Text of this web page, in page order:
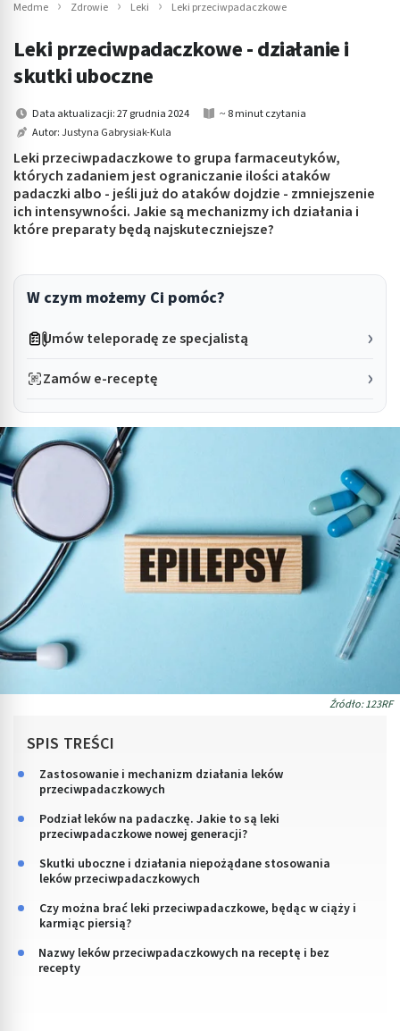
Medme Zdrowie Leki Leki przeciwpadaczkowe
Leki przeciwpadaczkowe - działanie i
skutki uboczne
Data aktualizacji: 27 grudnia 2024
~ 8 minut czytania
Autor:Justyna Gabrysiak-Kula
Leki przeciwpadaczkowe to grupa farmaceutyków,
których zadaniem jest ograniczanie ilości ataków
padaczki albo - jeśli już do ataków dojdzie - zmniejszenie
ich intensywności. Jakie są mechanizmy ich działania i
które preparaty będą najskuteczniejsze?
W czym możemy Ci pomóc?
Umów teleporadę ze specjalistą
Zamów e-receptę
Źródło: 123RF
SPIS TREŚCI
Zastosowanie i mechanizm działania leków
przeciwpadaczkowych
Podział leków na padaczkę. Jakie to są leki
przeciwpadaczkowe nowej generacji?
Skutki uboczne i działania niepożądane stosowania
leków przeciwpadaczkowych
Czy można brać leki przeciwpadaczkowe, będąc w ciąży i
karmiąc piersią?
Nazwy leków przeciwpadaczkowych na receptę i bez
recepty